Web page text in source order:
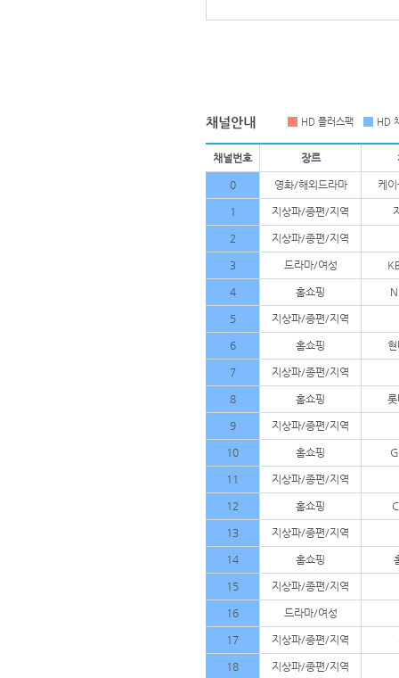
HD 플러스팩 HD
채널번호 장르
0 영화/해외드라마 케
1 지상파/종편/지역
2 지상파/종편/지역
3 드라마/여성
4 홈쇼핑
5 지상파/종편/지역
6 홈쇼핑
7 지상파/종편/지역
8 홈쇼핑
9 지상파/종편/지역
10 홈쇼핑
11 지상파/종편/지역
12 홈쇼핑
13 지상파/종편/지역
14 홈쇼핑
15 지상파/종편/지역
16 드라마/여성
17 지상파/종편/지역
18 지상파/종편/지역